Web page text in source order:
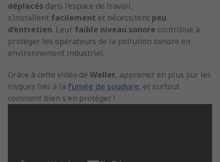
déplacés dans l‘espace de travail,
s’installent facilement et nécessitent peu
d‘entretien. Leur faible niveau sonore contribue à
protéger les opérateurs de la pollution sonore en
environnement industriel.
Grâce à cette vidéo de Weller, apprenez en plus sur les
risques liés à la fumée de soudure, et surtout
comment bien s'en protéger !